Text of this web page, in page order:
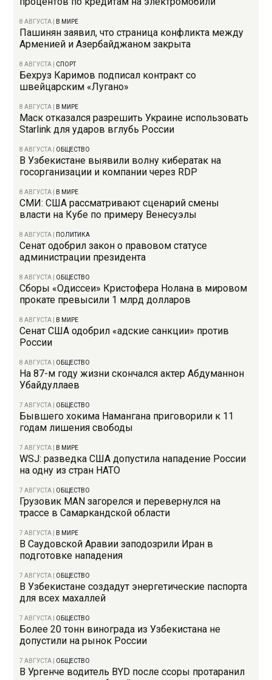
8 АВГУСТА В МИРЕ
Пашинян заявил, что страница конфликта между
Арменией и Азербайджаном закрыта
8 АВГУСТА СПОРТ
Бехруз Каримов подписал контракт со
швейцарским «Лугано»
8 АВГУСТА В МИРЕ
Маск отказался разрешить Украине использовать
Starlink для ударов вглубь России
8 АВГУСТА ОБЩЕСТВО
В Узбекистане выявили волну кибератак на
госорганизации и компании через RDP
8 АВГУСТА В МИРЕ
СМИ: США рассматривают сценарий смены
власти на Кубе по примеру Венесуэлы
8 АВГУСТА ПОЛИТИКА
Сенат одобрил закон о правовом статусе
администрации президента
8 АВГУСТА ОБЩЕСТВО
Сборы «Одиссеи» Кристофера Нолана в мировом
прокате превысили 1 млрд долларов
8 АВГУСТА В МИРЕ
Сенат США одобрил «адские санкции» против
России
8 АВГУСТА ОБЩЕСТВО
На 87-м году жизни скончался актер Абдуманнон
Убайдуллаев
7 АВГУСТА ОБЩЕСТВО
Бывшего хокима Намангана приговорили к 11
годам лишения свободы
7 АВГУСТА В МИРЕ
WSJ: разведка США допустила нападение России
на одну из стран НАТО
7 АВГУСТА ОБЩЕСТВО
Грузовик MAN загорелся и перевернулся на
трассе в Самаркандской области
7 АВГУСТА В МИРЕ
В Саудовской Аравии заподозрили Иран в
подготовке нападения
7 АВГУСТА ОБЩЕСТВО
В Узбекистане создадут энергетические паспорта
для всех махаллей
7 АВГУСТА ОБЩЕСТВО
Более 20 тонн винограда из Узбекистана не
допустили на рынок России
7 АВГУСТА ОБЩЕСТВО
В Ургенче водитель BYD после ссоры протаранил